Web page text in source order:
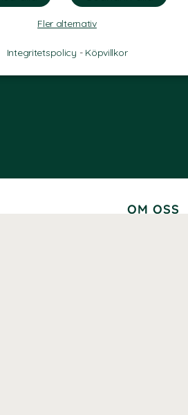
Fler alternativ
Integritetspolicy - Köpvillkor
OM OSS